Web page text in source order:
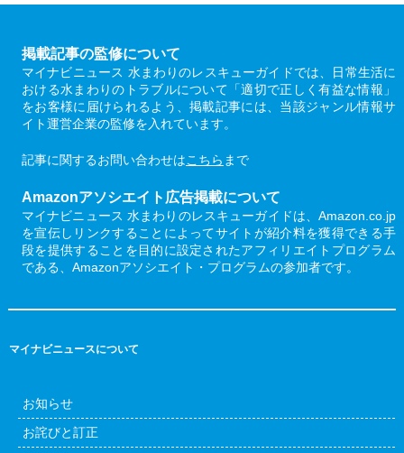
掲載記事の監修について
マイナビニュース 水まわりのレスキューガイドでは、日常生活に
おける水まわりのトラブルについて「適切で正しく有益な情報」
をお客様に届けられるよう、掲載記事には、当該ジャンル情報サ
イト運営企業の監修を入れています。
記事に関するお問い合わせはこちら まで
Amazonアソシエイト広告掲載について
マイナビニュース 水まわりのレスキューガイドは、Amazon.co.jp
を宣伝しリンクすることによってサイトが紹介料を獲得できる手
段を提供することを目的に設定されたアフィリエイトプログラム
である、Amazonアソシエイト・プログラムの参加者です。
マイナビニュースについて
お知らせ
お詫びと訂正